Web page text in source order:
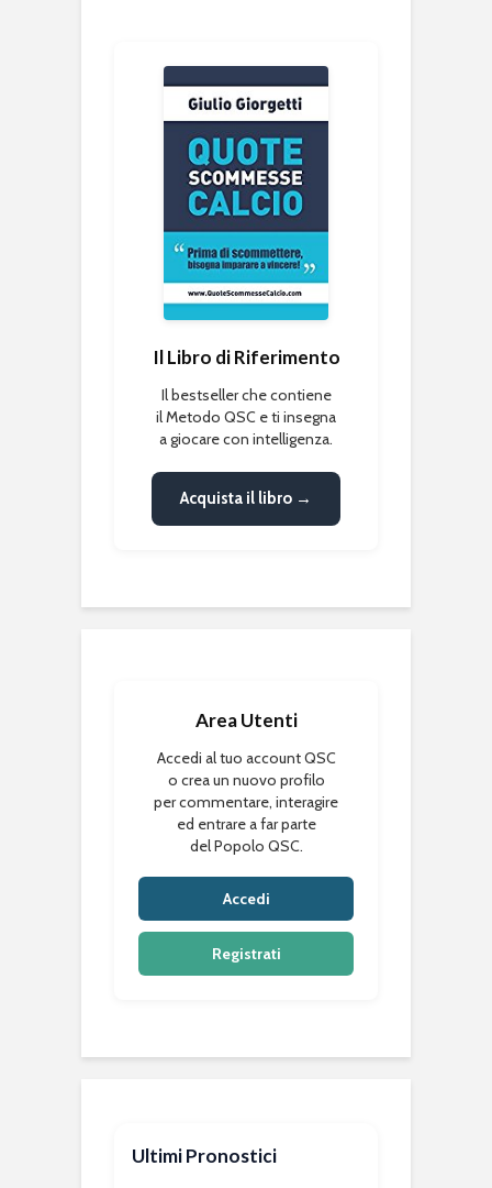
Il Libro di Riferimento
Il bestseller che contiene
il Metodo QSC e ti insegna
a giocare con intelligenza.
Acquista il libro →
Area Utenti
Accedi al tuo account QSC
o crea un nuovo profilo
per commentare, interagire
ed entrare a far parte
del Popolo QSC.
Accedi
Registrati
Ultimi Pronostici